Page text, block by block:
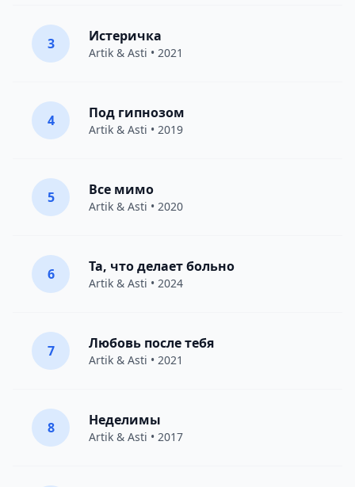
3 Истеричка
Artik & Asti • 2021
4 Под гипнозом
Artik & Asti • 2019
5 Все мимо
Artik & Asti • 2020
6 Та, что делает больно
Artik & Asti • 2024
7 Любовь после тебя
Artik & Asti • 2021
8 Неделимы
Artik & Asti • 2017